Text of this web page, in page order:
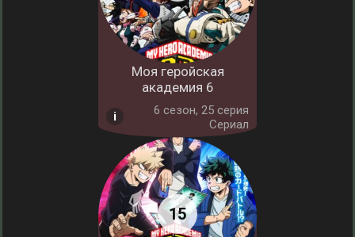
Моя геройская
академия 6
6 cезон, 25 серия
Сериал